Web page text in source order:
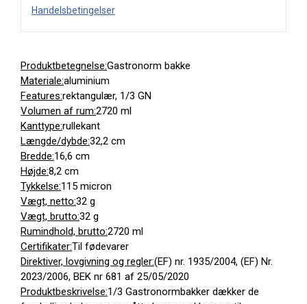
Handelsbetingelser
Produktbetegnelse:Gastronorm bakke
Materiale:aluminium
Features:rektangulær, 1/3 GN
Volumen af rum:2720 ml
Kanttype:rullekant
Længde/dybde:32,2 cm
Bredde:16,6 cm
Højde:8,2 cm
Tykkelse:115 micron
Vægt, netto:32 g
Vægt, brutto:32 g
Rumindhold, brutto:2720 ml
Certifikater:Til fødevarer
Direktiver, lovgivning og regler:(EF) nr. 1935/2004, (EF) Nr.
2023/2006, BEK nr 681 af 25/05/2020
Produktbeskrivelse:1/3 Gastronormbakker dækker de